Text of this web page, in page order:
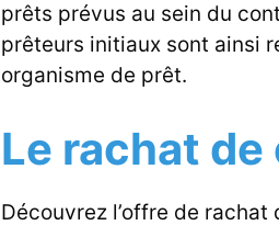
prêts prévus au sein du
prêteurs initiaux sont ainsi
organisme de prêt.
Le rachat
Découvrez l’offre de